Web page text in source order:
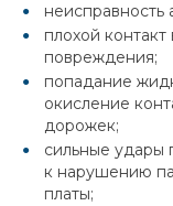
неисправность
плохой
повреждения;
попадание
окисление
дорожек;
сильные удары
к нарушению
платы;